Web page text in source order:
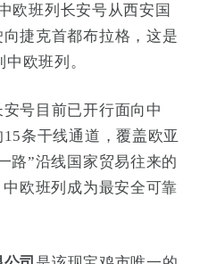
欧班列长安号从西安国
捷克首都布拉格，这是
欧班列。
号目前已开行面向中
条干线通道，覆盖欧亚
路”沿线国家贸易往来的
欧班列成为最安全可靠